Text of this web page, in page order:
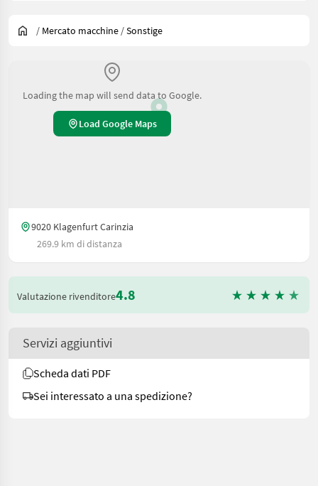
/ Mercato macchine /Sonstige
Loading the map will send data to Google.
Load Google Maps
9020 Klagenfurt Carinzia
269.9 km di distanza
Valutazione rivenditore4.8
Servizi aggiuntivi
Scheda dati PDF
Sei interessato a una spedizione?